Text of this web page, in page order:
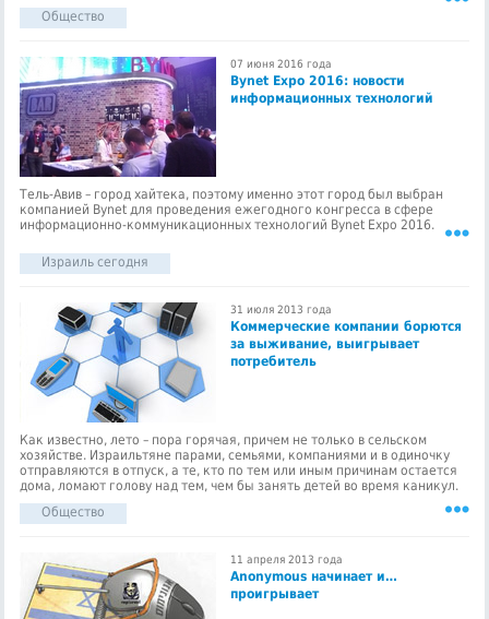
Общество
07 июня 2016 года
Bynet Expo 2016: новости
информационных технологий
Тель-Авив – город хайтека, поэтому именно этот город был выбран
компанией Bynet для проведения ежегодного конгресса в сфере
информационно-коммуникационных технологий Bynet Expo 2016.
Израиль сегодня
31 июля 2013 года
Коммерческие компании борются
за выживание, выигрывает
потребитель
Как известно, лето – пора горячая, причем не только в сельском
хозяйстве. Израильтяне парами, семьями, компаниями и в одиночку
отправляются в отпуск, а те, кто по тем или иным причинам остается
дома, ломают голову над тем, чем бы занять детей во время каникул.
Общество
11 апреля 2013 года
Anonymous начинает и…
проигрывает